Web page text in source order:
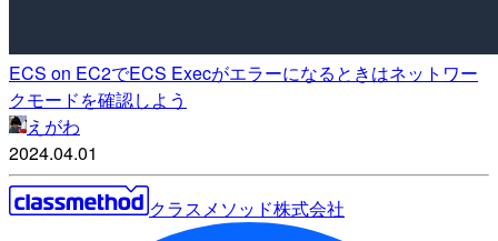
ECS on EC2でECS Execがエラーになるときはネットワー
クモードを確認しよう
えがわ
2024.04.01
クラスメソッド株式会社